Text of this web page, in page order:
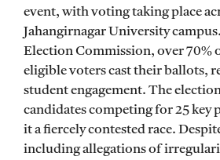
event, with voting taking place
Jahangirnagar University
Election Commission, over 70%
eligible voters cast their ballots,
student engagement. The
candidates competing for 25 key
it a fiercely contested race.
including allegations of